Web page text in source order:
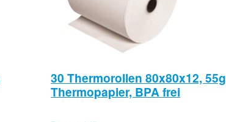
30 Thermorollen 80x80x12, 55g
Thermopapier, BPA frei